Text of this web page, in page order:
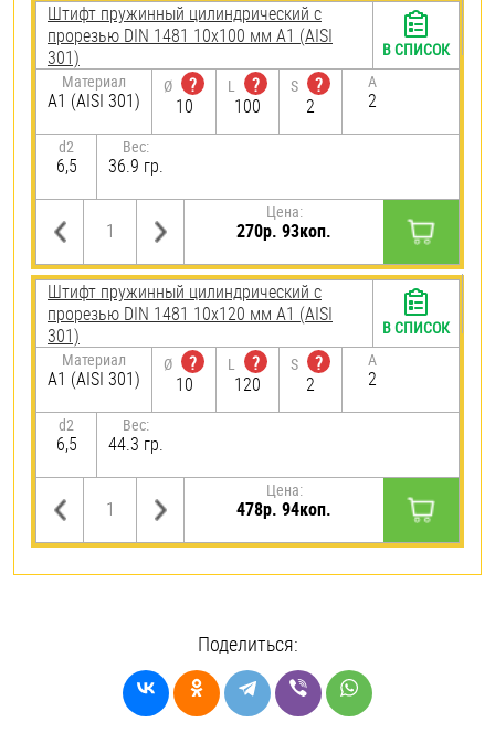
Штифт пружинный цилиндрический с
прорезью DIN 1481 10х100 мм А1 (AISI
301)
Материал
А1 (AISI 301)
Ø
?
10
L
?
100
S
?
2
A
2
d2
6,5
Вес:
36.9 гр.
Цена:
270р. 93коп.
В СПИСОК
Штифт пружинный цилиндрический с
прорезью DIN 1481 10х120 мм А1 (AISI
301)
Материал
А1 (AISI 301)
Ø
?
10
L
?
120
S
?
2
A
2
d2
6,5
Вес:
44.3 гр.
Цена:
478р. 94коп.
В СПИСОК
Поделиться: